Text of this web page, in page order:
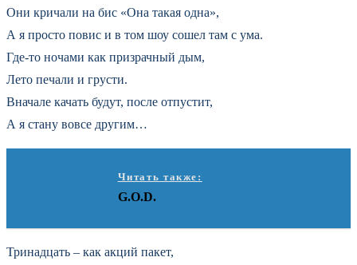
Они кричали на бис «Она такая одна»,
А я просто повис и в том шоу сошел там с ума.
Где-то ночами как призрачный дым,
Лето печали и грусти.
Вначале качать будут, после отпустит,
А я стану вовсе другим…
Читать также:
G.O.D.
Тринадцать – как акций пакет,